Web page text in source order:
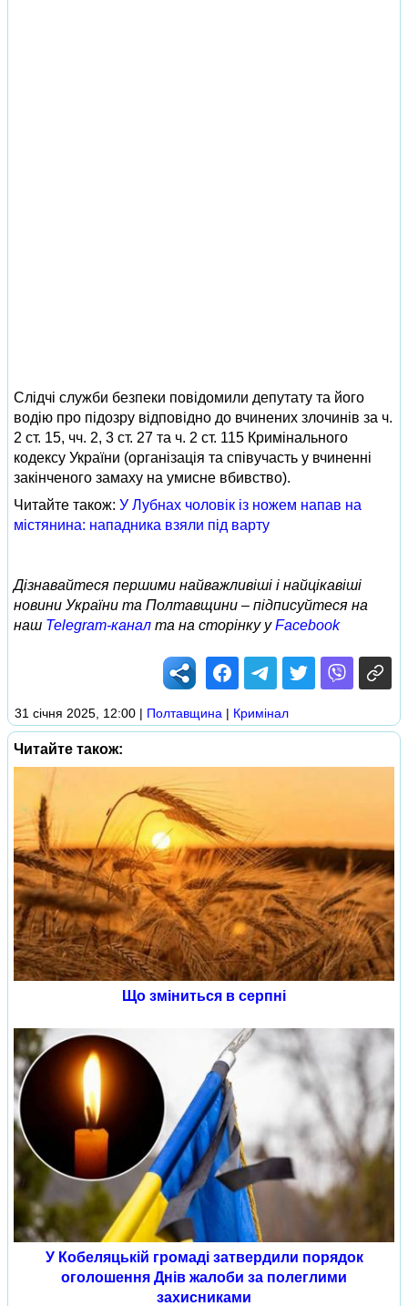
Слідчі служби безпеки повідомили депутату та його
водію про підозру відповідно до вчинених злочинів за ч.
2 ст. 15, чч. 2, 3 ст. 27 та ч. 2 ст. 115 Кримінального
кодексу України (організація та співучасть у вчиненні
закінченого замаху на умисне вбивство).
Читайте також: У Лубнах чоловік із ножем напав на
містянина: нападника взяли під варту
Дізнавайтеся першими найважливіші і найцікавіші
новини України та Полтавщини – підписуйтеся на
наш Telegram-канал та на сторінку уFacebook
31 січня 2025, 12:00 | Полтавщина | Кримінал
Читайте також:
Що зміниться в серпні
У Кобеляцькій громаді затвердили порядок
оголошення Днів жалоби за полеглими
захисниками